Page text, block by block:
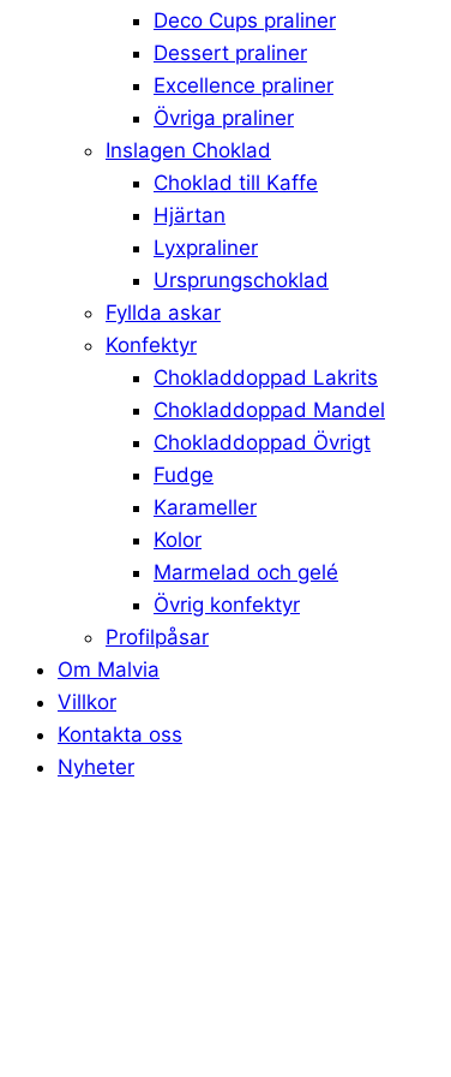
Deco Cups praliner
Dessert praliner
Excellence praliner
Övriga praliner
Inslagen Choklad
Choklad till Kaffe
Hjärtan
Lyxpraliner
Ursprungschoklad
Fyllda askar
Konfektyr
Chokladdoppad Lakrits
Chokladdoppad Mandel
Chokladdoppad Övrigt
Fudge
Karameller
Kolor
Marmelad och gelé
Övrig konfektyr
Profilpåsar
Om Malvia
Villkor
Kontakta oss
Nyheter